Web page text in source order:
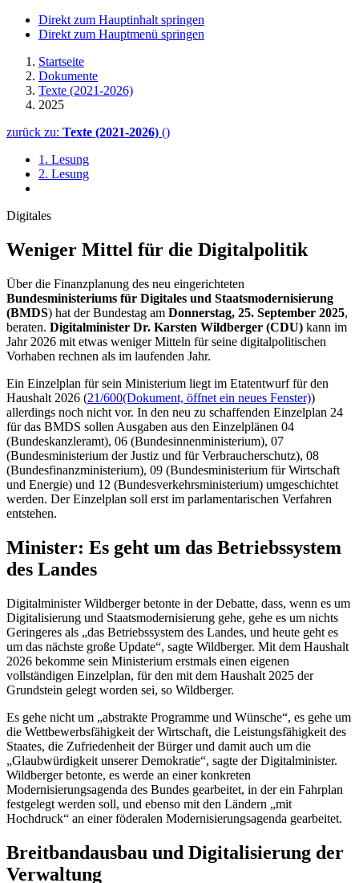
Direkt zum Hauptinhalt springen
Direkt zum Hauptmenü springen
Startseite
Dokumente
Texte (2021-2026)
2025
zurück zu: Texte (2021-2026) ()
1. Lesung
2. Lesung
Digitales
Weniger Mittel für die Digitalpolitik
Über die Finanzplanung des neu eingerichteten
Bundesministeriums für Digitales und Staatsmodernisierung
(BMDS) hat der Bundestag am Donnerstag, 25. September 2025,
beraten. Digitalminister Dr. Karsten Wildberger (CDU) kann im
Jahr 2026 mit etwas weniger Mitteln für seine digitalpolitischen
Vorhaben rechnen als im laufenden Jahr.
Ein Einzelplan für sein Ministerium liegt im Etatentwurf für den
Haushalt 2026 (21/600(Dokument, öffnet ein neues Fenster))
allerdings noch nicht vor. In den neu zu schaffenden Einzelplan 24
für das BMDS sollen Ausgaben aus den Einzelplänen 04
(Bundeskanzleramt), 06 (Bundesinnenministerium), 07
(Bundesministerium der Justiz und für Verbraucherschutz), 08
(Bundesfinanzministerium), 09 (Bundesministerium für Wirtschaft
und Energie) und 12 (Bundesverkehrsministerium) umgeschichtet
werden. Der Einzelplan soll erst im parlamentarischen Verfahren
entstehen.
Minister: Es geht um das Betriebssystem
des Landes
Digitalminister Wildberger betonte in der Debatte, dass, wenn es um
Digitalisierung und Staatsmodernisierung gehe, gehe es um nichts
Geringeres als „das Betriebssystem des Landes, und heute geht es
um das nächste große Update“, sagte Wildberger. Mit dem Haushalt
2026 bekomme sein Ministerium erstmals einen eigenen
vollständigen Einzelplan, für den mit dem Haushalt 2025 der
Grundstein gelegt worden sei, so Wildberger.
Es gehe nicht um „abstrakte Programme und Wünsche“, es gehe um
die Wettbewerbsfähigkeit der Wirtschaft, die Leistungsfähigkeit des
Staates, die Zufriedenheit der Bürger und damit auch um die
„Glaubwürdigkeit unserer Demokratie“, sagte der Digitalminister.
Wildberger betonte, es werde an einer konkreten
Modernisierungsagenda des Bundes gearbeitet, in der ein Fahrplan
festgelegt werden soll, und ebenso mit den Ländern „mit
Hochdruck“ an einer föderalen Modernisierungsagenda gearbeitet.
Breitbandausbau und Digitalisierung der
Verwaltung